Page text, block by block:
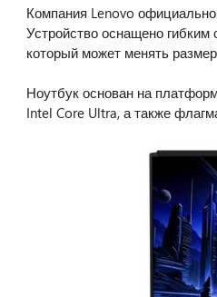
Компания Lenovo официально
Устройство оснащено
который может менять
Ноутбук основан на
Intel Core Ultra, а также